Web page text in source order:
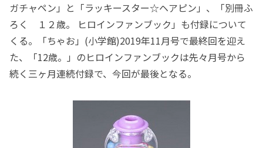
ガチャペン」と「ラッキースター☆ヘアピン」、「別冊ふ
ろく １２歳。 ヒロインファンブック」も付録について
くる。「ちゃお」(小学館)2019年11月号で最終回を迎え
た、「12歳。」のヒロインファンブックは先々月号から
続く三ヶ月連続付録で、今回が最後となる。